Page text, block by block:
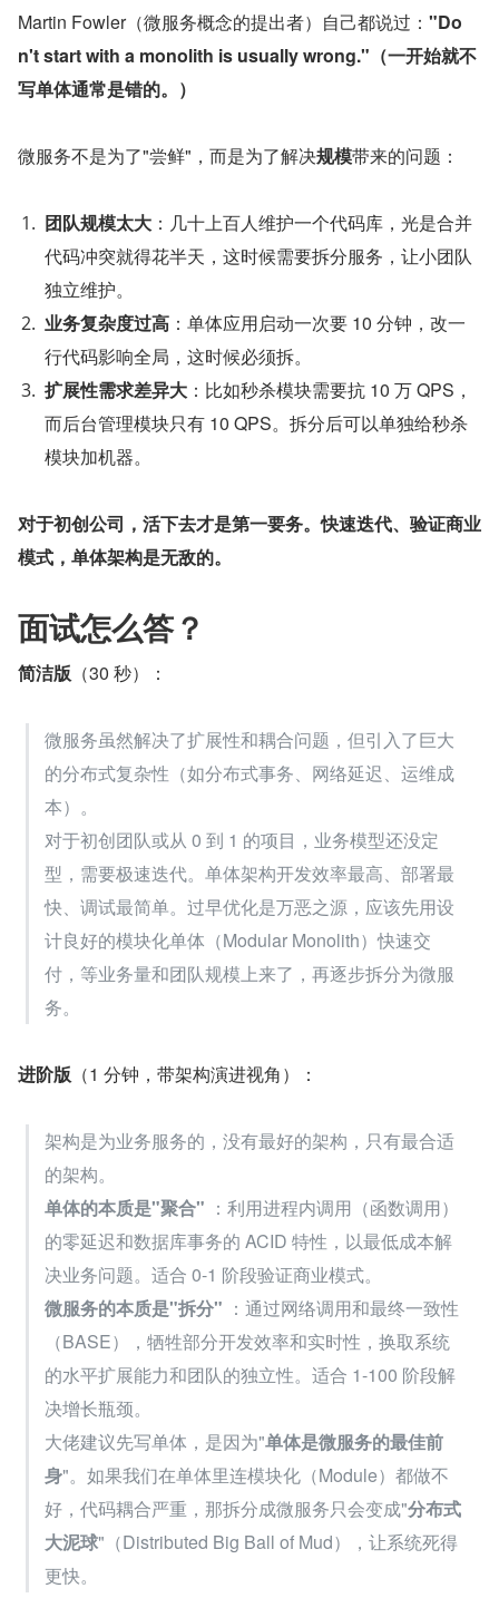
Martin Fowler（微服务概念的提出者）自己都说过： "Do
n't start with a monolith is usually wrong."（一开始就不
写单体通常是错的。）
微服务不是为了"尝鲜"，而是为了解决规模带来的问题：
团队规模太大 ：几十上百人维护一个代码库，光是合并
代码冲突就得花半天，这时候需要拆分服务，让小团队
独立维护。
业务复杂度过高 ：单体应用启动一次要 10 分钟，改一
行代码影响全局，这时候必须拆。
扩展性需求差异大 ：比如秒杀模块需要抗 10 万 QPS，
而后台管理模块只有 10 QPS。拆分后可以单独给秒杀
模块加机器。
对于初创公司，活下去才是第一要务。快速迭代、验证商业
模式，单体架构是无敌的。
面试怎么答？
简洁版 （30 秒）：
微服务虽然解决了扩展性和耦合问题，但引入了巨大
的分布式复杂性（如分布式事务、网络延迟、运维成
本）。
对于初创团队或从 0 到 1 的项目，业务模型还没定
型，需要极速迭代。单体架构开发效率最高、部署最
快、调试最简单。过早优化是万恶之源，应该先用设
计良好的模块化单体（Modular Monolith）快速交
付，等业务量和团队规模上来了，再逐步拆分为微服
务。
进阶版 （1 分钟，带架构演进视角）：
架构是为业务服务的，没有最好的架构，只有最合适
的架构。
单体的本质是"聚合" ：利用进程内调用（函数调用）
的零延迟和数据库事务的 ACID 特性，以最低成本解
决业务问题。适合 0-1 阶段验证商业模式。
微服务的本质是"拆分" ：通过网络调用和最终一致性
（BASE），牺牲部分开发效率和实时性，换取系统
的水平扩展能力和团队的独立性。适合 1-100 阶段解
决增长瓶颈。
大佬建议先写单体，是因为"单体是微服务的最佳前
身"。如果我们在单体里连模块化（Module）都做不
好，代码耦合严重，那拆分成微服务只会变成"分布式
大泥球"（Distributed Big Ball of Mud），让系统死得
更快。